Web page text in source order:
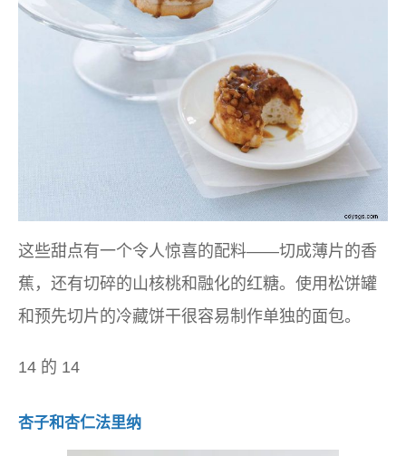
这些甜点有一个令人惊喜的配料——切成薄片的香
蕉，还有切碎的山核桃和融化的红糖。使用松饼罐
和预先切片的冷藏饼干很容易制作单独的面包。
14 的 14
杏子和杏仁法里纳